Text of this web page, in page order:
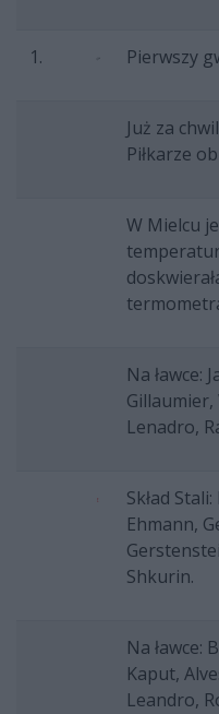
1. Pierwszy
Już za
Piłkarze
W Mielcu
Na ławce:
Lenadro,
Skład
Ehmann,
Shkurin.
Na ławce:
Kaput,
Leandro,